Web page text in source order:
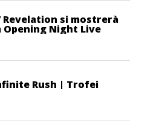
Revelation si mostrerà
Opening Night Live
Rush | Trofei